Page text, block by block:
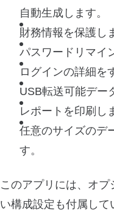
自動生成します。
財務情報を保護し
パスワードリマイ
ログインの詳細を
USB転送可能デー
レポートを印刷し
任意のサイズのデ
す。
このアプリには、オ
い構成設定も付属し